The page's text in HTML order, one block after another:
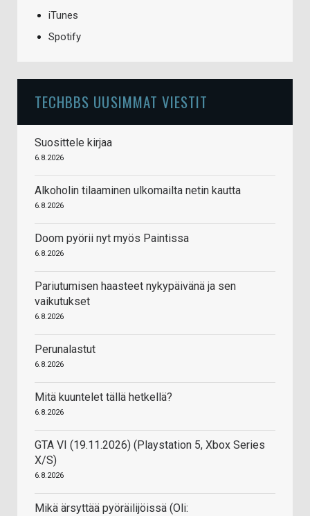
iTunes
Spotify
TECHBBS UUSIMMAT VIESTIT
Suosittele kirjaa
6.8.2026
Alkoholin tilaaminen ulkomailta netin kautta
6.8.2026
Doom pyörii nyt myös Paintissa
6.8.2026
Pariutumisen haasteet nykypäivänä ja sen
vaikutukset
6.8.2026
Perunalastut
6.8.2026
Mitä kuuntelet tällä hetkellä?
6.8.2026
GTA VI (19.11.2026) (Playstation 5, Xbox Series
X/S)
6.8.2026
Mikä ärsyttää pyöräilijöissä (Oli: